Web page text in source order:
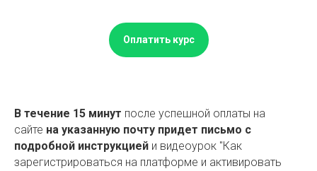
Оплатить курс
В течение 15 минут после успешной оплаты на
сайте на указанную почту придет письмо с
подробной инструкцией и видеоурок "Как
зарегистрироваться на платформе и активировать